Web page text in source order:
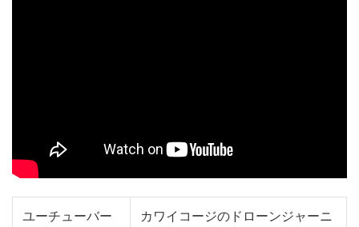
ユーチューバー
カワイコージのドローンジャーニ